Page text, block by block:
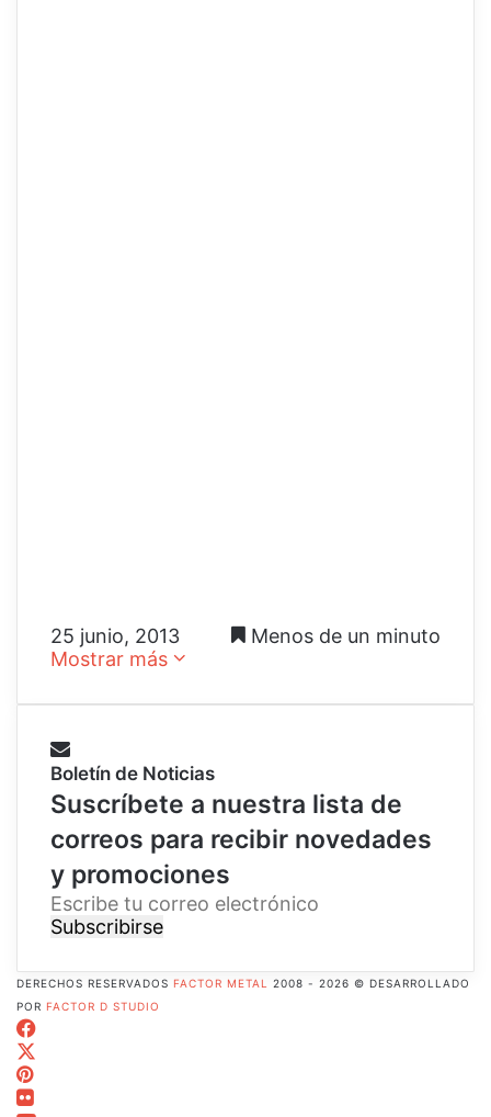
25 junio, 2013
Menos de un minuto
Mostrar más
Boletín de Noticias
Suscríbete a nuestra lista de
correos para recibir novedades
y promociones
E
s
r
DERECHOS RESERVADOS FACTOR METAL
2008 - 2026 © DESARROLLADO
POR FACTOR D STUDIO
Pinterest
Flickr